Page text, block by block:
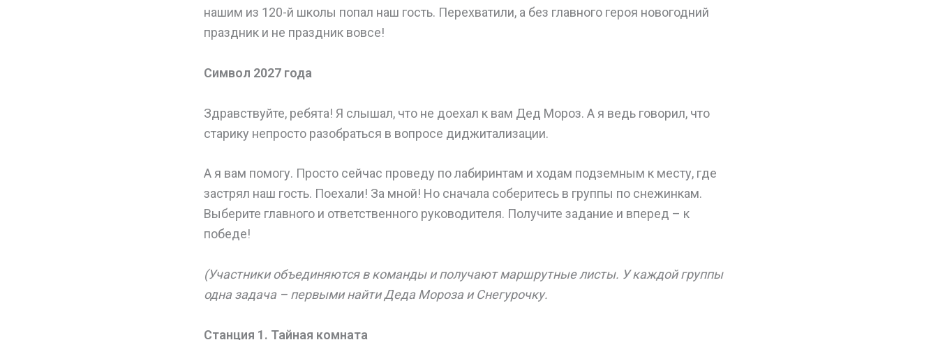
нашим из 120-й школы попал наш гость. Перехватили, а без главного героя новогодний
праздник и не праздник вовсе!
Символ 2027 года
Здравствуйте, ребята! Я слышал, что не доехал к вам Дед Мороз. А я ведь говорил, что
старику непросто разобраться в вопросе диджитализации.
А я вам помогу. Просто сейчас проведу по лабиринтам и ходам подземным к месту, где
застрял наш гость. Поехали! За мной! Но сначала соберитесь в группы по снежинкам.
Выберите главного и ответственного руководителя. Получите задание и вперед – к
победе!
(Участники объединяются в команды и получают маршрутные листы. У каждой группы
одна задача – первыми найти Деда Мороза и Снегурочку.
Станция 1. Тайная комната